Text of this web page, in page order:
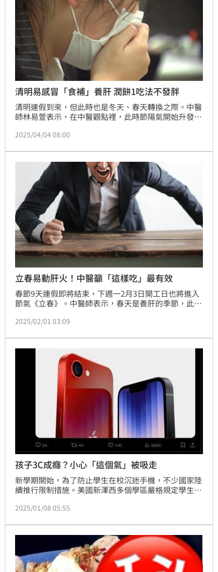
清明易感冒「食補」養肝 潤餅1吃法不發胖
清明連假到來，但此時也是冬天、春天轉換之際。中醫
師林易萱表示，在中醫觀點裡，此時節陽氣開始升發，
旺影響到消化道機能，同時此時節氣候溫差大且雨量增
內，也容易引發感冒、呼吸道疾病、過敏等問題。（記
者：簡浩正）
2025/04/04 08:00
立春易動肝火！中醫籲「這樣吃」最有效
春節9天連假即將結束，下週一2月3日開工日也將進入
節氣《立春》。中醫師表示，春天是養肝的季節，此時
位按摩提神醒腦，且因此時氣候變化大，仍須注意保
2025/02/01 03:09
孩子3C成癮？小心「這個氣」被吸走
新學期開始，為了防止學生在校沉迷手機，不少國家陸
續推行限制措施。美國新澤西多個學區嚴格規定學生僅
中小學生在校使用智慧型手機。然而，對於孩子在家長
呢？中醫指出，這種難戒的「3C成癮」問題，其實和
肝臟健康有著密切的關聯。
2025/01/08 05:55